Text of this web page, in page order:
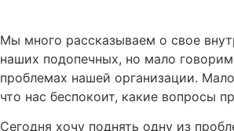
Мы много рассказываем о свое
наших подопечных, но мало
проблемах нашей организации.
что нас беспокоит, какие вопросы
Сегодня хочу поднять одну из